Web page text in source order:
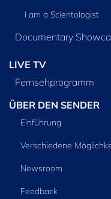
I am a Scientologist
Documentary
LIVE TV
Fernsehprogramm
ÜBER DEN SENDER
Einführung
Verschiedene
Newsroom
Feedback